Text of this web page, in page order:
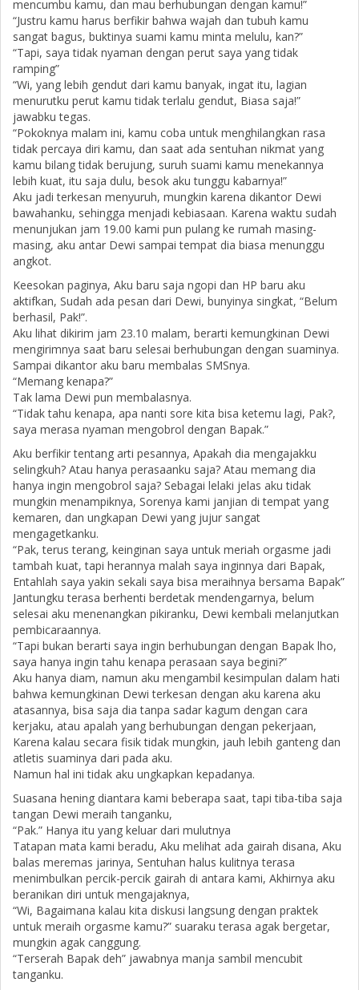
mencumbu kamu, dan mau berhubungan dengan kamu!”
“Justru kamu harus berfikir bahwa wajah dan tubuh kamu
sangat bagus, buktinya suami kamu minta melulu, kan?”
“Tapi, saya tidak nyaman dengan perut saya yang tidak
ramping”
“Wi, yang lebih gendut dari kamu banyak, ingat itu, lagian
menurutku perut kamu tidak terlalu gendut, Biasa saja!”
jawabku tegas.
“Pokoknya malam ini, kamu coba untuk menghilangkan rasa
tidak percaya diri kamu, dan saat ada sentuhan nikmat yang
kamu bilang tidak berujung, suruh suami kamu menekannya
lebih kuat, itu saja dulu, besok aku tunggu kabarnya!”
Aku jadi terkesan menyuruh, mungkin karena dikantor Dewi
bawahanku, sehingga menjadi kebiasaan. Karena waktu sudah
menunjukan jam 19.00 kami pun pulang ke rumah masing-
masing, aku antar Dewi sampai tempat dia biasa menunggu
angkot.
Keesokan paginya, Aku baru saja ngopi dan HP baru aku
aktifkan, Sudah ada pesan dari Dewi, bunyinya singkat, “Belum
berhasil, Pak!”.
Aku lihat dikirim jam 23.10 malam, berarti kemungkinan Dewi
mengirimnya saat baru selesai berhubungan dengan suaminya.
Sampai dikantor aku baru membalas SMSnya.
“Memang kenapa?”
Tak lama Dewi pun membalasnya.
“Tidak tahu kenapa, apa nanti sore kita bisa ketemu lagi, Pak?,
saya merasa nyaman mengobrol dengan Bapak.”
Aku berfikir tentang arti pesannya, Apakah dia mengajakku
selingkuh? Atau hanya perasaanku saja? Atau memang dia
hanya ingin mengobrol saja? Sebagai lelaki jelas aku tidak
mungkin menampiknya, Sorenya kami janjian di tempat yang
kemaren, dan ungkapan Dewi yang jujur sangat
mengagetkanku.
“Pak, terus terang, keinginan saya untuk meriah orgasme jadi
tambah kuat, tapi herannya malah saya inginnya dari Bapak,
Entahlah saya yakin sekali saya bisa meraihnya bersama Bapak”
Jantungku terasa berhenti berdetak mendengarnya, belum
selesai aku menenangkan pikiranku, Dewi kembali melanjutkan
pembicaraannya.
“Tapi bukan berarti saya ingin berhubungan dengan Bapak lho,
saya hanya ingin tahu kenapa perasaan saya begini?”
Aku hanya diam, namun aku mengambil kesimpulan dalam hati
bahwa kemungkinan Dewi terkesan dengan aku karena aku
atasannya, bisa saja dia tanpa sadar kagum dengan cara
kerjaku, atau apalah yang berhubungan dengan pekerjaan,
Karena kalau secara fisik tidak mungkin, jauh lebih ganteng dan
atletis suaminya dari pada aku.
Namun hal ini tidak aku ungkapkan kepadanya.
Suasana hening diantara kami beberapa saat, tapi tiba-tiba saja
tangan Dewi meraih tanganku,
“Pak.” Hanya itu yang keluar dari mulutnya
Tatapan mata kami beradu, Aku melihat ada gairah disana, Aku
balas meremas jarinya, Sentuhan halus kulitnya terasa
menimbulkan percik-percik gairah di antara kami, Akhirnya aku
beranikan diri untuk mengajaknya,
“Wi, Bagaimana kalau kita diskusi langsung dengan praktek
untuk meraih orgasme kamu?” suaraku terasa agak bergetar,
mungkin agak canggung.
“Terserah Bapak deh” jawabnya manja sambil mencubit
tanganku.